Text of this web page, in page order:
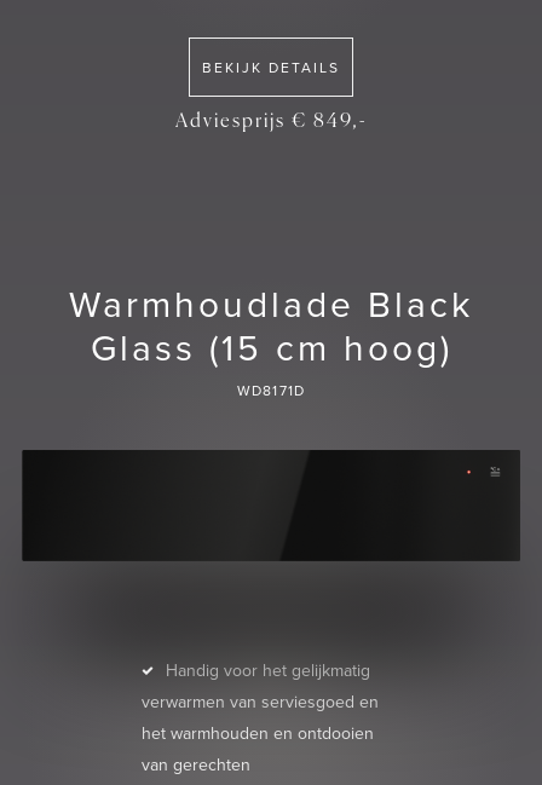
BEKIJK DETAILS
Adviesprijs € 849,-
Warmhoudlade Black
Glass (15 cm hoog)
WD8171D
Handig voor het gelijkmatig
verwarmen van serviesgoed en
het warmhouden en ontdooien
van gerechten